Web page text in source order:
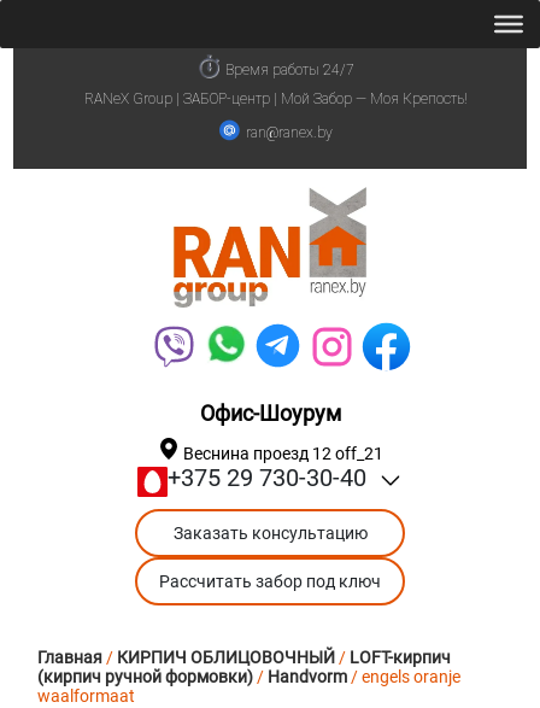
Время работы 24/7
RANeX Group | ЗАБОР-центр | Мой Забор — Моя Крепость!
ran@ranex.by
Офис-Шоурум
Веснина проезд 12 off_21
+375 29 730-30-40
Заказать консультацию
Рассчитать забор под ключ
Главная/ КИРПИЧ ОБЛИЦОВОЧНЫЙ/ LOFT-кирпич
(кирпич ручной формовки)/ Handvorm/ engels oranje
waalformaat